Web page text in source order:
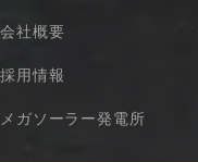
会社概要
採用情報
メガソーラー発電所